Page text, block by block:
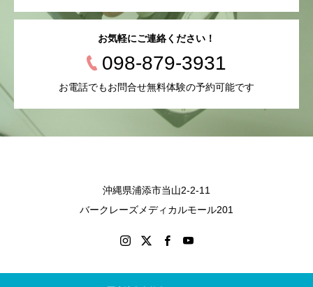
お気軽にご連絡ください！
098-879-3931
お電話でもお問合せ無料体験の予約可能です
沖縄県浦添市当山2-2-11
バークレーズメディカルモール201